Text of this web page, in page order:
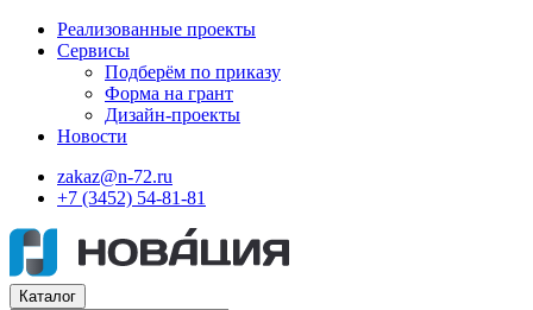
Реализованные проекты
Сервисы
Подберём по приказу
Форма на грант
Дизайн-проекты
Новости
zakaz@n-72.ru
+7 (3452) 54-81-81
Каталог